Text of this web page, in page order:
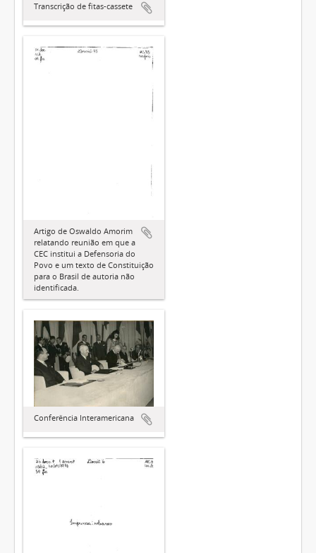
Transcrição de fitas-cassete
Artigo de Oswaldo Amorim
relatando reunião em que a
CEC institui a Defensoria do
Povo e um texto de Constituição
para o Brasil de autoria não
identificada.
Conferência Interamericana